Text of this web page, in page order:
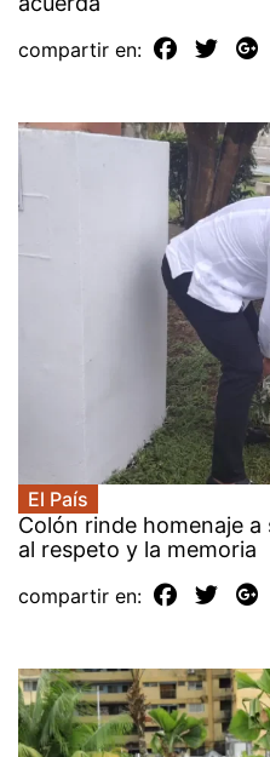
compartir en:
El País
Colón rinde homenaje
al respeto y la memoria
compartir en: